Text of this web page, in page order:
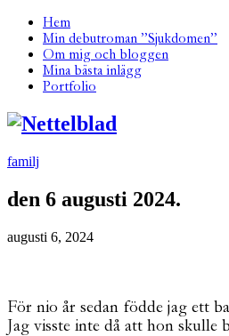
Hem
Min debutroman ”Sjukdomen”
Om mig och bloggen
Mina bästa inlägg
Portfolio
familj
den 6 augusti 2024.
augusti 6, 2024
För nio år sedan födde jag ett
Jag visste inte då att hon skulle